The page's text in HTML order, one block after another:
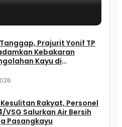
Prajurit Yonif TP
Kebakaran
Kayu di
Rakyat, Personel
VSG Salurkan Air Bersih
Pasangkayu